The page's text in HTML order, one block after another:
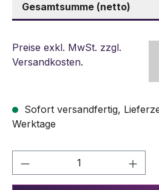
Gesamtsumme (netto)
Preise exkl. MwSt. zzgl.
Versandkosten.
Sofort versandfertig,
Werktage
Produkt Anzahl: Gib